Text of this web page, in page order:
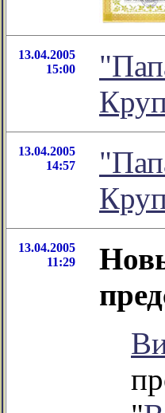
13.04.2005
15:00
13.04.2005
14:57
13.04.2005
11:29